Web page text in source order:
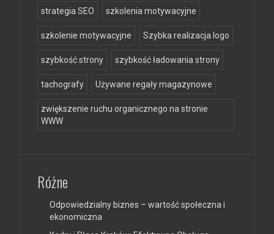
strategia SEO szkolenia motywacyjne
szkolenie motywacyjne Szybka realizacja logo
szybkość strony szybkość ładowania strony
tachografy Używane regały magazynowe
zwiększenie ruchu organicznego na stronie
WWW
Różne
Odpowiedzialny biznes – wartość społeczna i
ekonomiczna